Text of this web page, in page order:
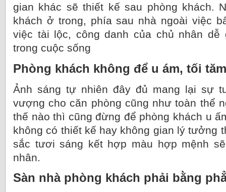
gian khác sẽ thiết kế sau phòng khách.
khách ở trong, phía sau nhà ngoài việc
việc tài lộc, công danh của chủ nhân dễ
trong cuộc sống
Phòng khách không để u ám, tối tăm
Ảnh sáng tự nhiên đây đủ mang lại sự
vượng cho căn phòng cũng như toàn thể
thế nào thì cũng đừng để phòng khách u
không có thiết kế hay không gian lý tưởng
sắc tươi sáng kết hợp màu hợp mệnh
nhân.
Sàn nhà phòng khách phải bằng